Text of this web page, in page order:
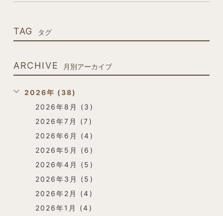
TAG タグ
ARCHIVE 月別アーカイブ
2026年 (38)
2026年8月 (3)
2026年7月 (7)
2026年6月 (4)
2026年5月 (6)
2026年4月 (5)
2026年3月 (5)
2026年2月 (4)
2026年1月 (4)